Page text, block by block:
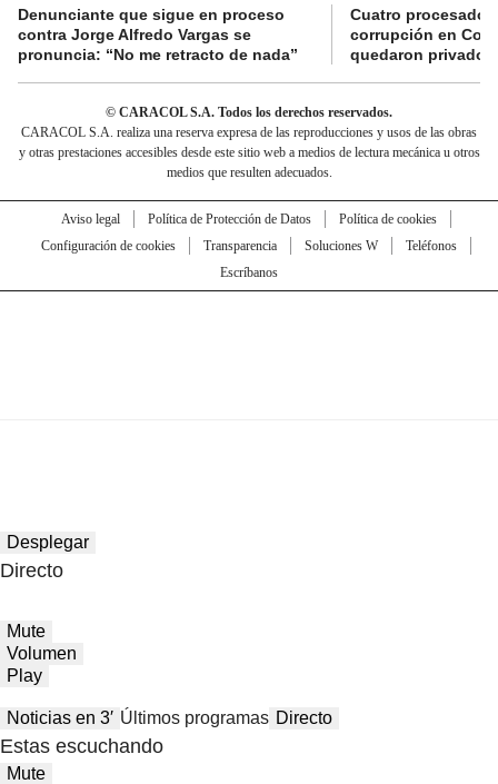
Denunciante que sigue en proceso
contra Jorge Alfredo Vargas se
pronuncia: “No me retracto de nada”
Cuatro
corrupción en
quedaron
© CARACOL S.A. Todos los derechos reservados.
CARACOL S.A. realiza una reserva expresa de las reproducciones y usos de las obras
y otras prestaciones accesibles desde este sitio web a medios de lectura mecánica u otros
medios que resulten adecuados.
Aviso legal Política de Protección de Datos
Política de cookies
Configuración de cookies
Transparencia Soluciones W
Teléfonos
Escríbanos
Desplegar
Directo
Mute
Volumen
Play
Noticias en 3′ Últimos programas Directo
Estas escuchando
Mute